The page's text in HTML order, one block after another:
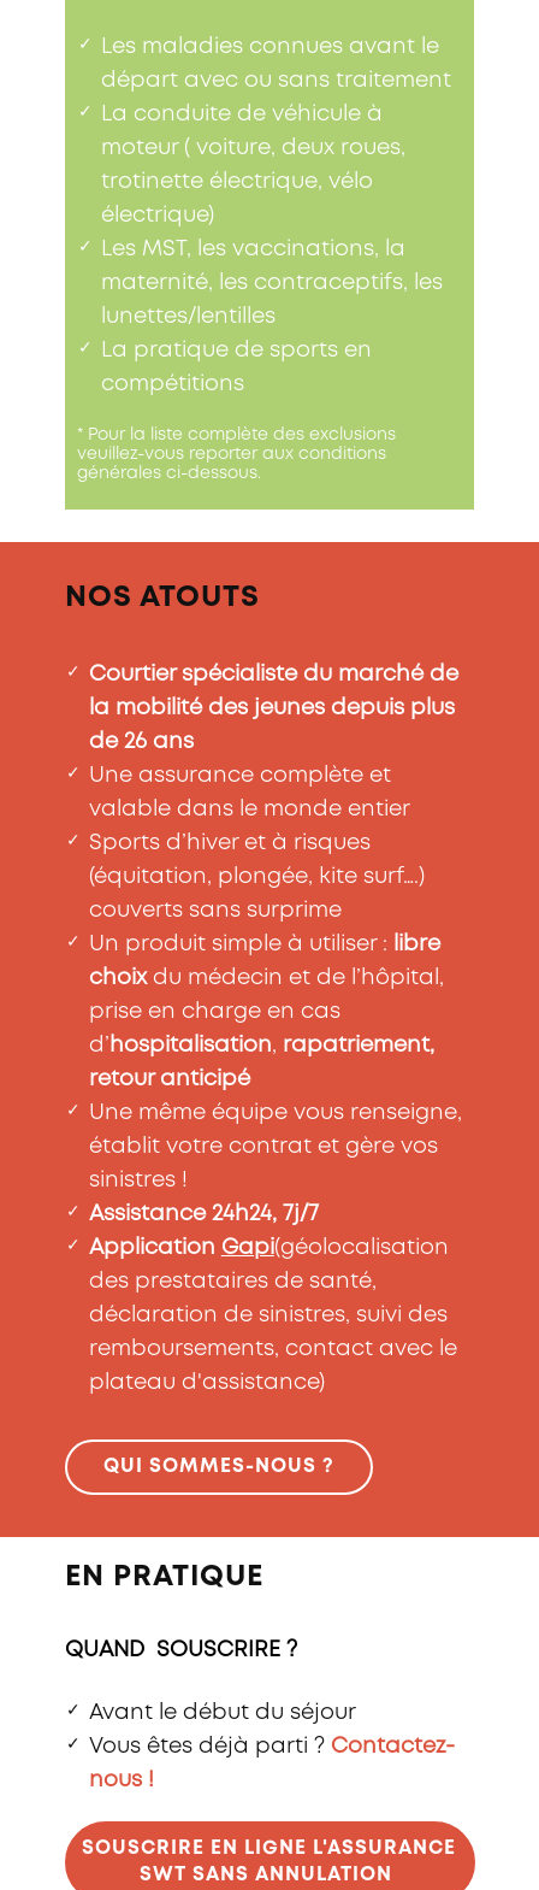
✓
Les maladies connues avant le
départ avec ou sans traitement
✓
La conduite de véhicule à
moteur ( voiture, deux roues,
trotinette électrique, vélo
électrique)
✓
Les MST, les vaccinations, la
maternité, les contraceptifs, les
lunettes/lentilles
✓
La pratique de sports en
compétitions
* Pour la liste complète des exclusions
veuillez-vous reporter aux conditions
générales ci-dessous.
NOS ATOUTS
✓ Courtier spécialiste du marché de
la mobilité des jeunesdepuis plus
de 26 ans
✓
Une assurance complète et
valable dans le monde entier
✓
Sports d’hiver et à risques
(équitation, plongée, kite surf….)
couverts sans surprime
✓ Un produit simple à utiliser :
libre
choixdu médecin et de l’hôpital,
prise en charge en cas
d’ hospitalisation, rapatriement,
retour anticipé
✓
Une même équipe vous renseigne,
établit votre contrat et gère vos
sinistres !
✓ Assistance 24h24, 7j/7
✓ Application Gapi(géolocalisation
des prestataires de santé,
déclaration de sinistres, suivi des
remboursements, contact avec le
plateau d'assistance)
QUI SOMMES-NOUS ?
EN PRATIQUE
QUAND SOUSCRIRE ?
✓ Avant le début du séjour
✓ Vous êtes déjà parti ? Contactez-
nous !
SOUSCRIRE EN LIGNE L'ASSURANCE
SWT SANS ANNULATION